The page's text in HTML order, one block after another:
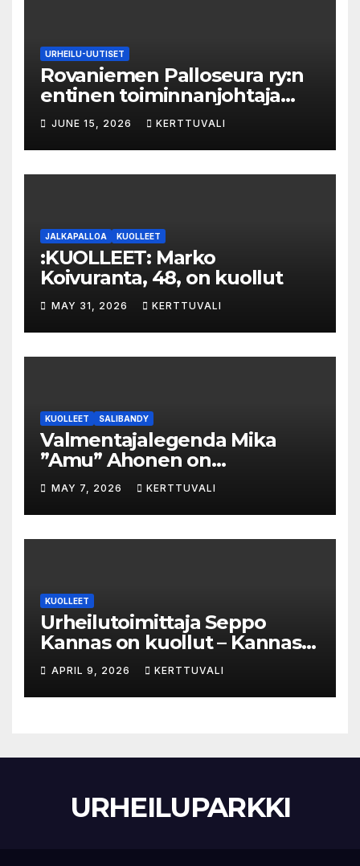
URHEILU-UUTISET
Rovaniemen Palloseura ry:n
entinen toiminnanjohtaja
tuo­mit­tiin neljän kuu­kau­den
eh­dol­li­seen van­keu­teen ka­
val­luk­ses­ta – syyte mak­su­vä­li­
ne­pe­tok­ses­ta hy­lät­tiin
JUNE 15, 2026 KERTTUVALI
JALKAPALLOA KUOLLEET
:KUOLLEET: Marko
Koivuranta, 48, on kuollut
MAY 31, 2026 KERTTUVALI
KUOLLEET SALIBANDY
Valmentajalegenda Mika
”Amu” Ahonen on
menehtynyt
MAY 7, 2026 KERTTUVALI
KUOLLEET
Urheilutoimittaja Seppo
Kannas on kuollut – Kannas
oli kuollessaan 92-vuotias
APRIL 9, 2026 KERTTUVALI
URHEILUPARKKI